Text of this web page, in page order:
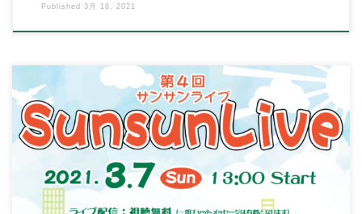
Published 3月 18, 2021
イハラ音楽教室の伊原鉄朗です。 ３月７日に第４回サンサンラ
イブを下記YouTube内にてライブ配信し […]